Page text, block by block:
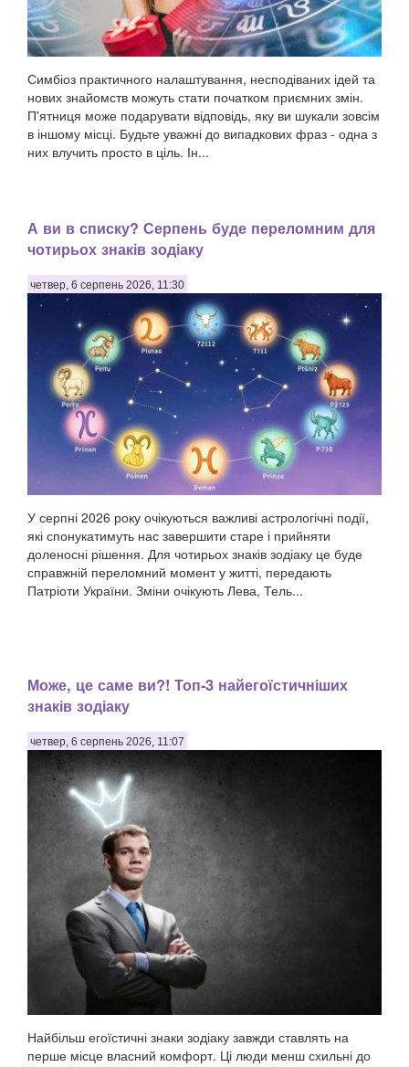
Симбіоз практичного налаштування, несподіваних ідей та
нових знайомств можуть стати початком приємних змін.
П'ятниця може подарувати відповідь, яку ви шукали зовсім
в іншому місці. Будьте уважні до випадкових фраз - одна з
них влучить просто в ціль. Ін...
А ви в списку? Серпень буде переломним для
чотирьох знаків зодіаку
четвер, 6 серпень 2026, 11:30
У серпні 2026 року очікуються важливі астрологічні події,
які спонукатимуть нас завершити старе і прийняти
доленосні рішення. Для чотирьох знаків зодіаку це буде
справжній переломний момент у житті, передають
Патріоти України. Зміни очікують Лева, Тель...
Може, це саме ви?! Топ-3 найегоїстичніших
знаків зодіаку
четвер, 6 серпень 2026, 11:07
Найбільш егоїстичні знаки зодіаку завжди ставлять на
перше місце власний комфорт. Ці люди менш схильні до